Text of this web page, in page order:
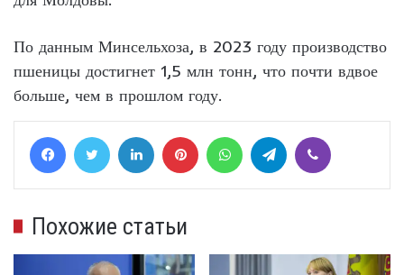
По данным Минсельхоза, в 2023 году производство
пшеницы достигнет 1,5 млн тонн, что почти вдвое
больше, чем в прошлом году.
FacebookTwitter LinkedIn Pinterest WhatsAppTelegram
Похожие статьи